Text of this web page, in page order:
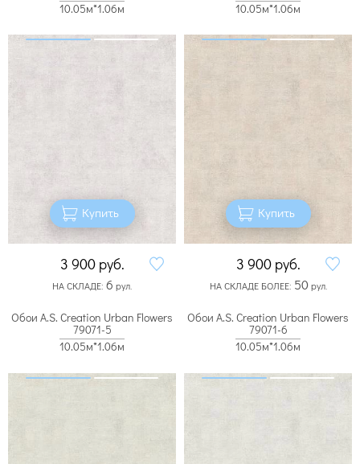
10.05м*1.06м
Купить
3 900 руб.
НА СКЛАДЕ: 6 рул.
10.05м*1.06м
Купить
3 900 руб.
НА СКЛАДЕ БОЛЕЕ: 50рул.
Обои A.S. Creation Urban Flowers
79071-5
10.05м*1.06м
Обои A.S. Creation Urban Flowers
79071-6
10.05м*1.06м